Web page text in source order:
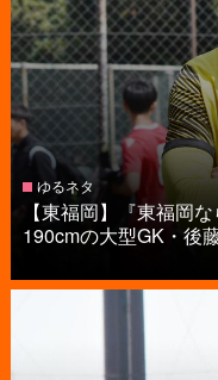
ゆるネタ
【東福岡】『東福岡
190cmの大型GK・後